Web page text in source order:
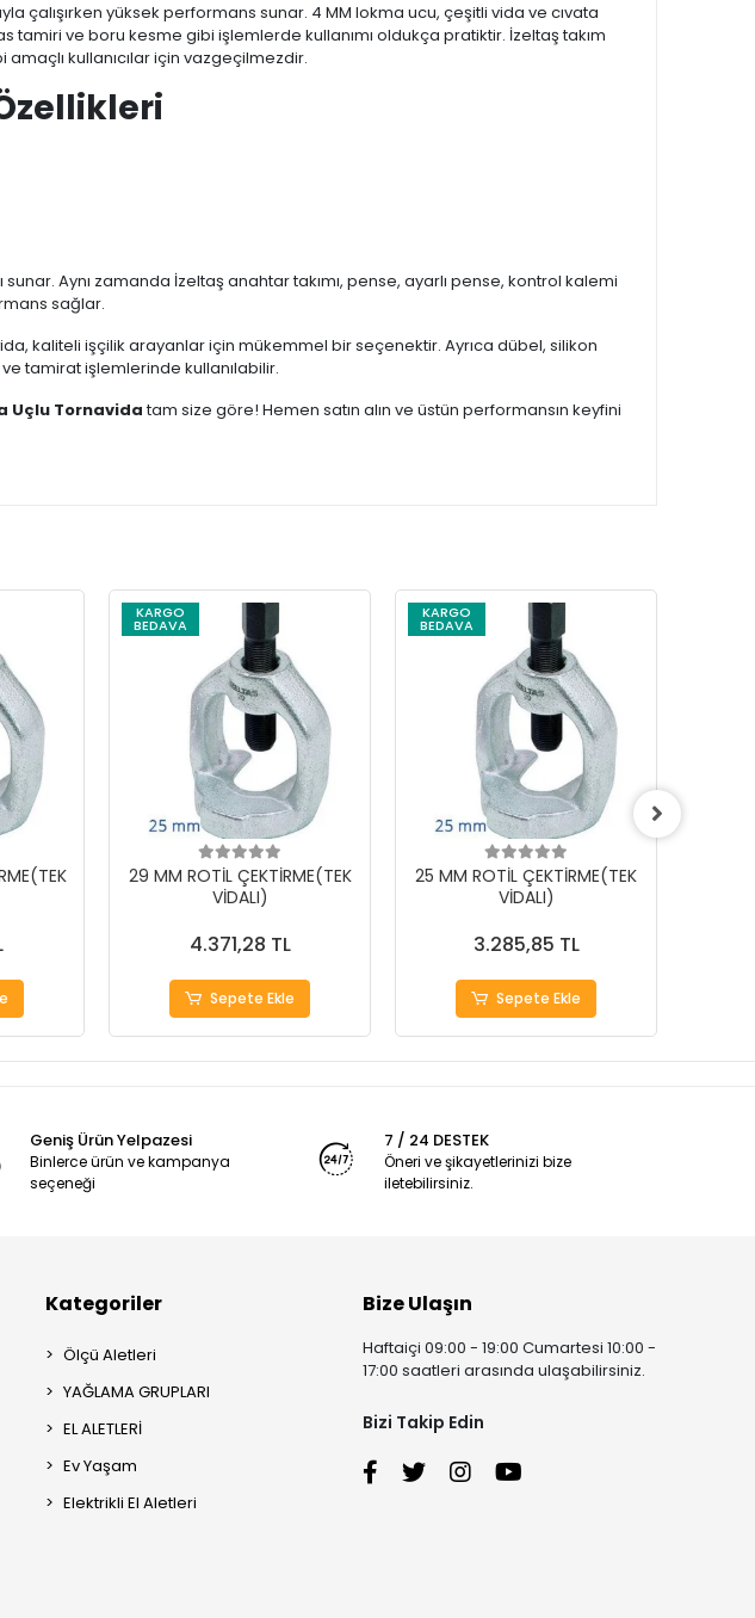
çalışırken yüksek performans sunar. 4 MM lokma ucu, çeşitli vida ve cıvata
tamiri ve boru kesme gibi işlemlerde kullanımı oldukça pratiktir. İzeltaş takım
kullanıcılar için vazgeçilmezdir.
Aynı zamanda İzeltaş anahtar takımı, pense, ayarlı pense, kontrol kalemi
sağlar.
kaliteli işçilik arayanlar için mükemmel bir seçenektir. Ayrıca dübel, silikon
tamirat işlemlerinde kullanılabilir.
Uçlu Tornavidatam size göre! Hemen satın alın ve üstün performansın keyfini
KARGO
BEDAVA
29 MM ROTİL ÇEKTİRME(TEK
VİDALI)
4.371,28 TL
Sepete Ekle
KARGO
BEDAVA
25 MM ROTİL ÇEKTİRME(TEK
VİDALI)
3.285,85 TL
Sepete Ekle
Geniş Ürün Yelpazesi
Binlerce ürün ve kampanya
seçeneği
7 / 24 DESTEK
Öneri ve şikayetlerinizi bize
iletebilirsiniz.
Kategoriler
Ölçü Aletleri
YAĞLAMA GRUPLARI
EL ALETLERİ
Ev Yaşam
Elektrikli El Aletleri
Bize Ulaşın
Haftaiçi 09:00 - 19:00 Cumartesi 10:00 -
17:00 saatleri arasında ulaşabilirsiniz.
Bizi Takip Edin